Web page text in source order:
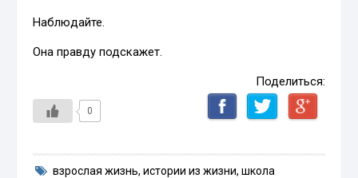
Наблюдайте.
Она правду подскажет.
Поделиться:
0
взрослая жизнь, истории из жизни, школа